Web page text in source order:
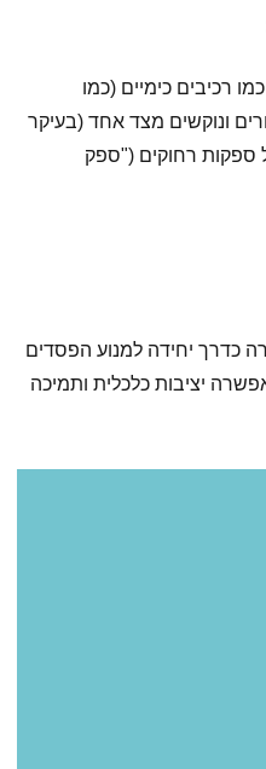
רכיבים כימיים (כמו
ונוקשים מצד אחד (בעיקר
ספקות רחוקים ("ספק
כדרך יחידה למנוע הפסדים
יציבות כלכלית ותמיכה